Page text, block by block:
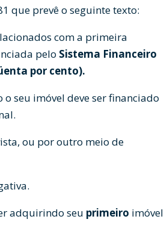
que prevê o seguinte texto:
com a primeira
pelo Sistema Financeiro
por cento).
o seu imóvel deve ser financiado
ou por outro meio de
adquirindo seu primeiro imóvel